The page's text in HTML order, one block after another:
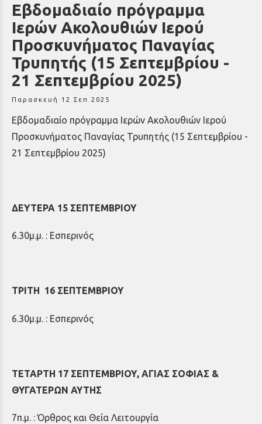
Εβδομαδιαίο πρόγραμμα
Ιερών Ακολουθιών Ιερού
Προσκυνήματος Παναγίας
Τρυπητής (15 Σεπτεμβρίου -
21 Σεπτεμβρίου 2025)
Παρασκευή 12 Σεπ 2025
Εβδομαδιαίο πρόγραμμα Ιερών Ακολουθιών Ιερού
Προσκυνήματος Παναγίας Τρυπητής (15 Σεπτεμβρίου -
21 Σεπτεμβρίου 2025)
ΔΕΥΤΕΡΑ 15 ΣΕΠΤΕΜΒΡΙΟΥ
6.30μ.μ. : Εσπερινός
ΤΡΙΤΗ 16 ΣΕΠΤΕΜΒΡΙΟΥ
6.30μ.μ. : Εσπερινός
ΤΕΤΑΡΤΗ 17 ΣΕΠΤΕΜΒΡΙΟΥ, ΑΓΙΑΣ ΣΟΦΙΑΣ &
ΘΥΓΑΤΕΡΩΝ ΑΥΤΗΣ
7π.μ. : Όρθρος και Θεία Λειτουργία